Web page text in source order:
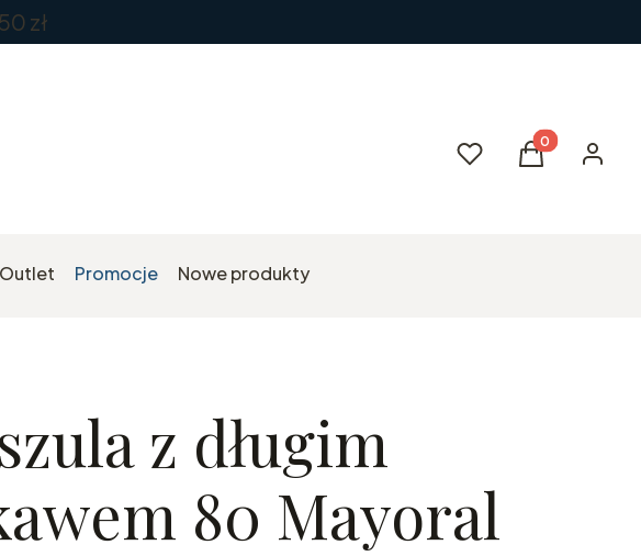
zł
UlubioneProdukty w
Koszyk
Outlet Promocje Nowe produkty
z długim
80 Mayoral